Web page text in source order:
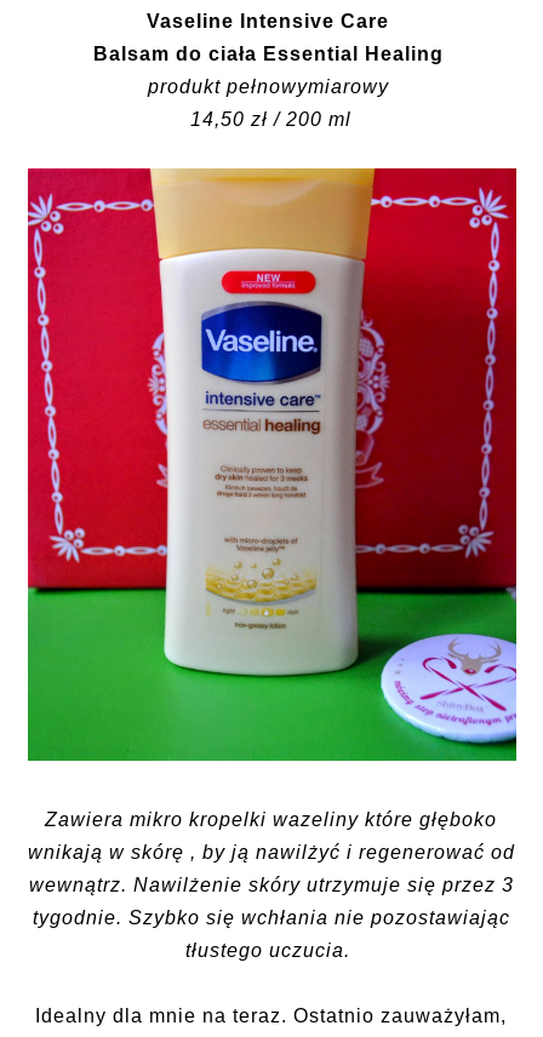
Vaseline Intensive Care
Balsam do ciała Essential Healing
produkt pełnowymiarowy
14,50 zł / 200 ml
Zawiera mikro kropelki wazeliny które głęboko
wnikają w skórę , by ją nawilżyć i regenerować od
wewnątrz. Nawilżenie skóry utrzymuje się przez 3
tygodnie. Szybko się wchłania nie pozostawiając
tłustego uczucia.
Idealny dla mnie na teraz. Ostatnio zauważyłam,